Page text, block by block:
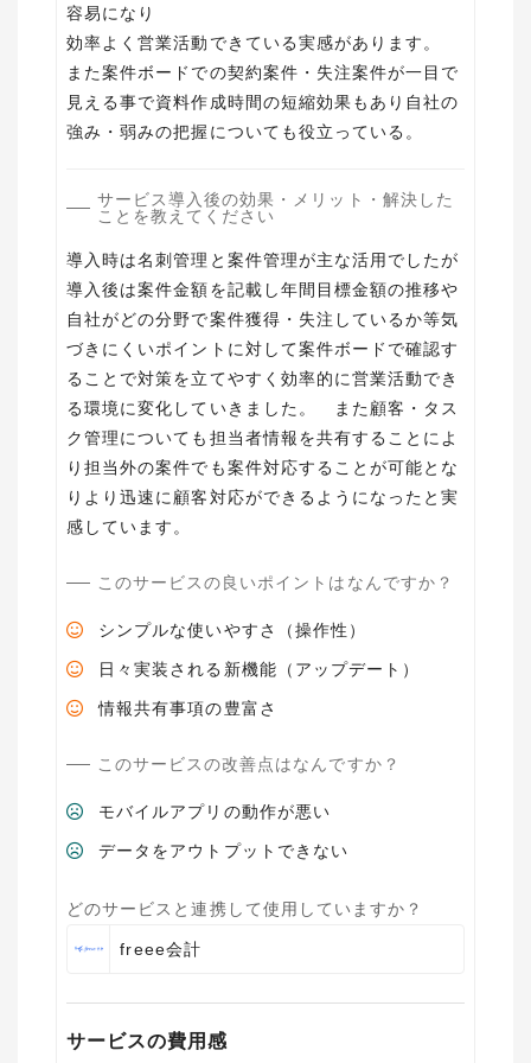
容易になり
効率よく営業活動できている実感があります。
また案件ボードでの契約案件・失注案件が一目で
見える事で資料作成時間の短縮効果もあり自社の
強み・弱みの把握についても役立っている。
サービス導入後の効果・メリット・解決した
ことを教えてください
導入時は名刺管理と案件管理が主な活用でしたが
導入後は案件金額を記載し年間目標金額の推移や
自社がどの分野で案件獲得・失注しているか等気
づきにくいポイントに対して案件ボードで確認す
ることで対策を立てやすく効率的に営業活動でき
る環境に変化していきました。 また顧客・タス
ク管理についても担当者情報を共有することによ
り担当外の案件でも案件対応することが可能とな
りより迅速に顧客対応ができるようになったと実
感しています。
このサービスの良いポイントはなんですか？
シンプルな使いやすさ（操作性）
日々実装される新機能（アップデート）
情報共有事項の豊富さ
このサービスの改善点はなんですか？
モバイルアプリの動作が悪い
データをアウトプットできない
どのサービスと連携して使用していますか？
freee会計
サービスの費用感